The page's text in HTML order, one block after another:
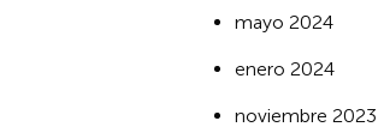
mayo 2024
enero 2024
noviembre 2023